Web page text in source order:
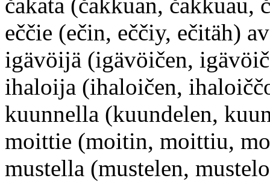
eččie (ečin, eččiy, ečitäh)
igävöijä (igävöičen,
ihaloija (ihaloičen,
kuunnella (kuundelen,
moittie (moitin, moittiu,
mustella (mustelen,